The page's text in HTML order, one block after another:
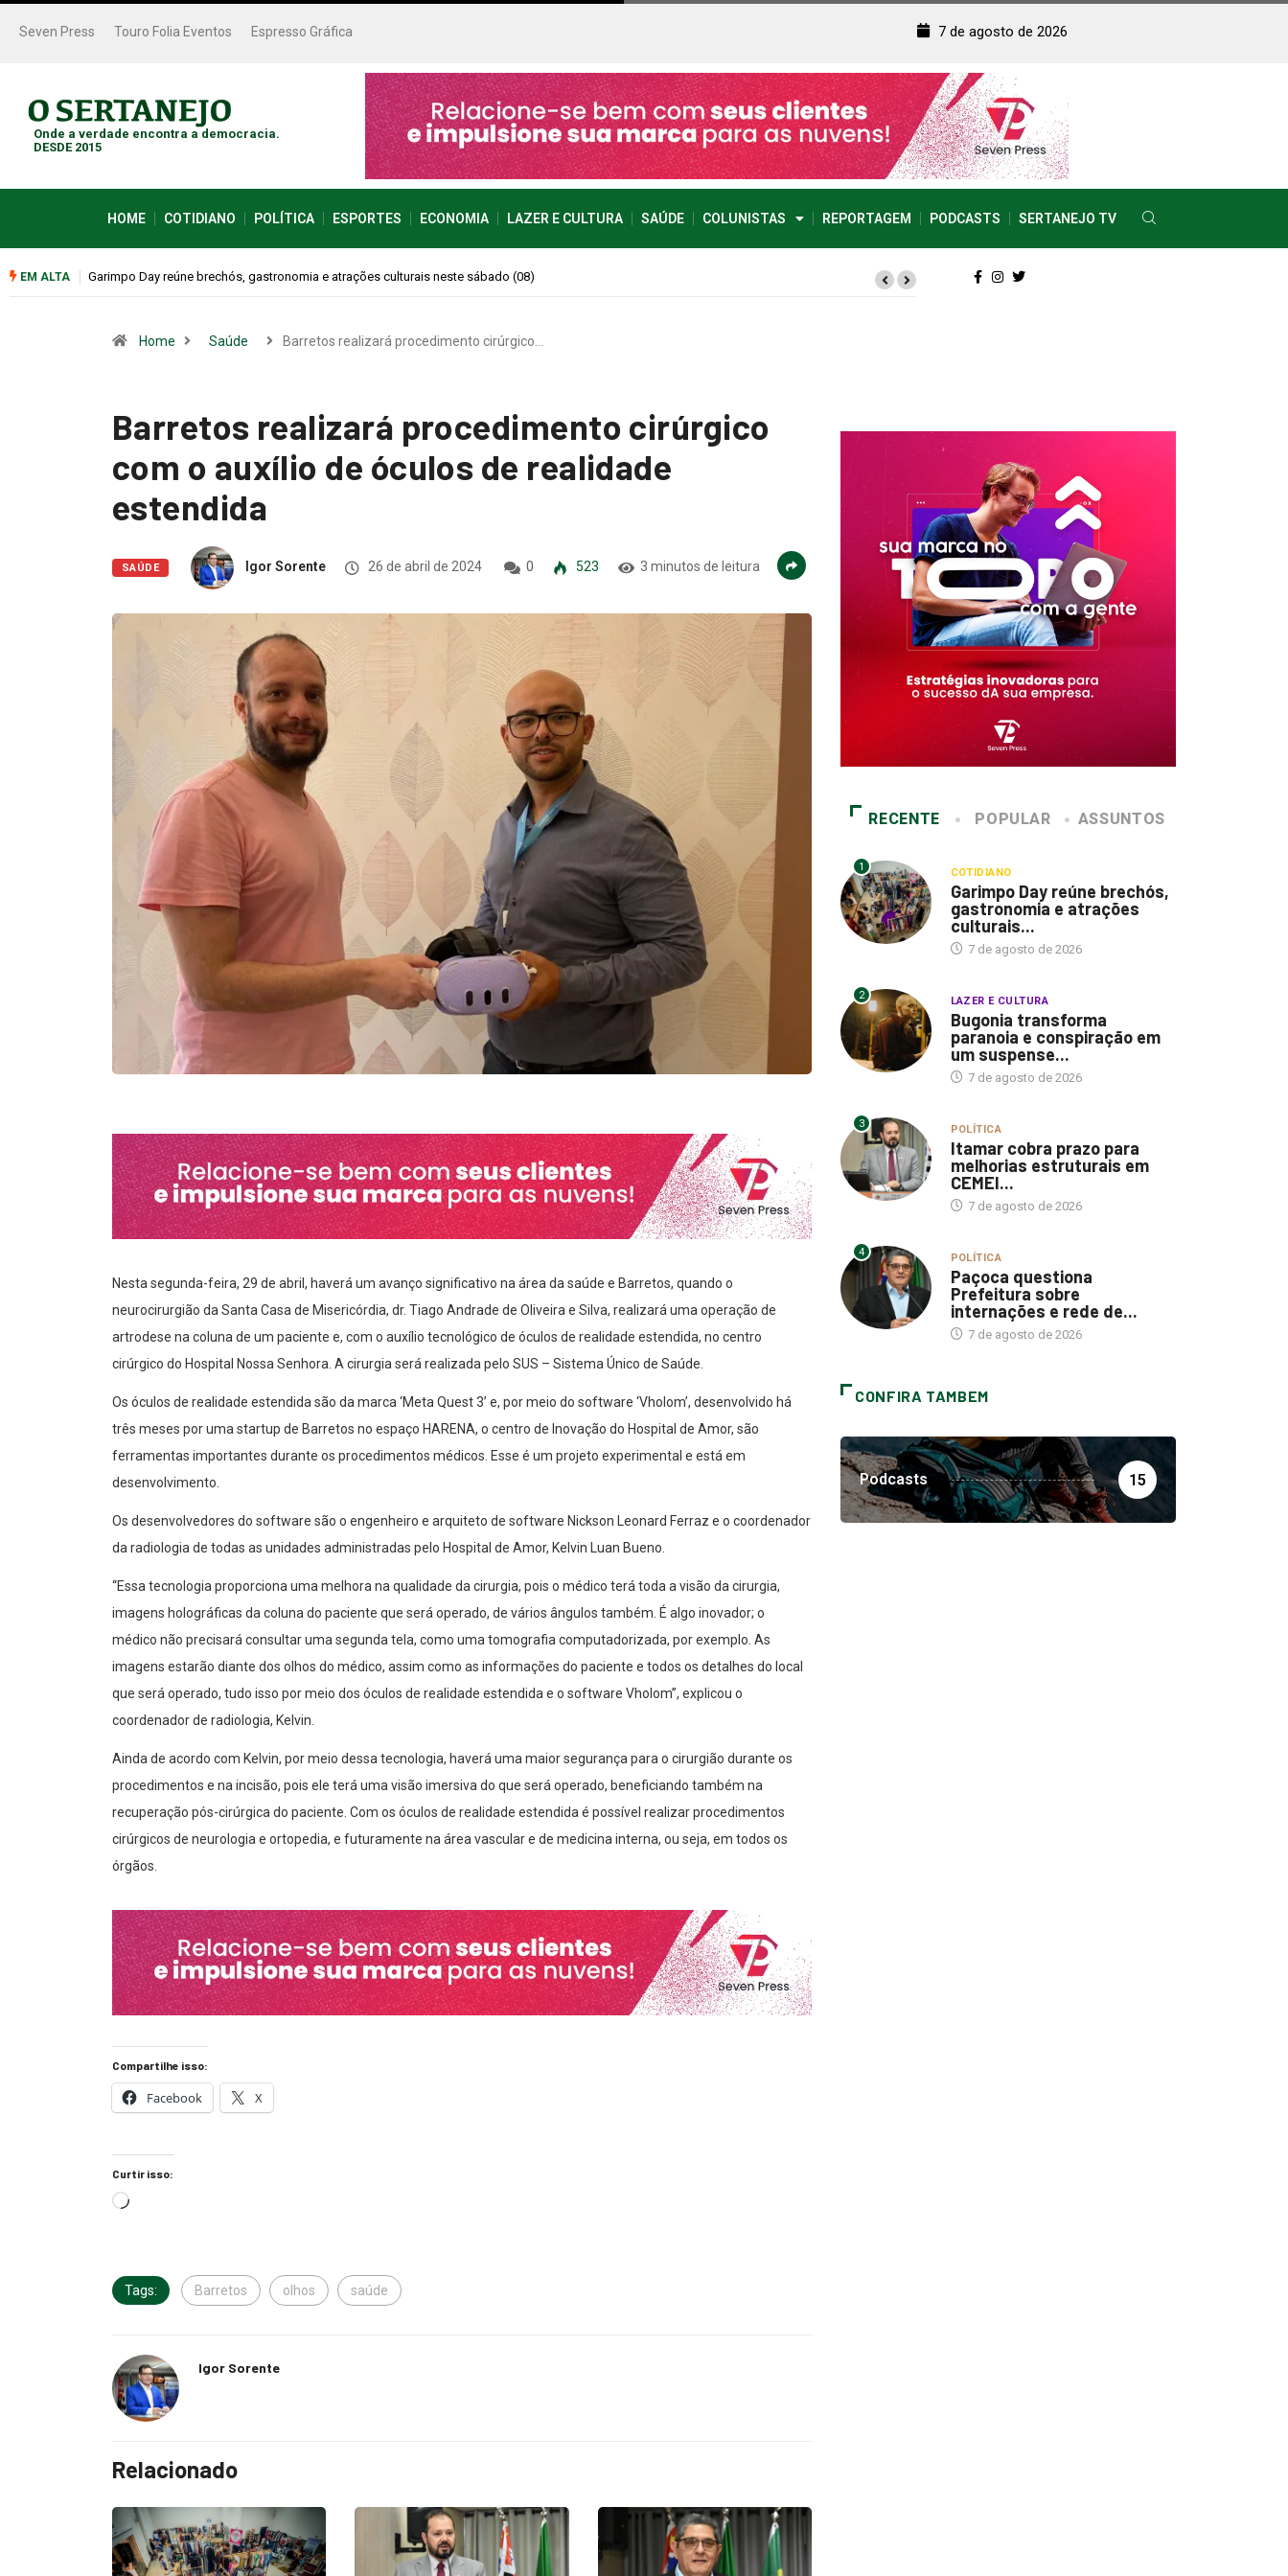
Seven Press Touro Folia Eventos Espresso Gráfica 7 de agosto de 2026
Onde a verdade encontra a democracia.
DESDE 2015
HOME COTIDIANO POLÍTICA ESPORTES ECONOMIA LAZER E CULTURA SAÚDE COLUNISTAS REPORTAGEM PODCASTS SERTANEJO TV
EM ALTA Bugonia transforma paranoia e conspiração em um suspense imprevisível
Home Saúde Barretos realizará procedimento cirúrgico…
Barretos realizará procedimento cirúrgico
com o auxílio de óculos de realidade
estendida
SAÚDE Igor Sorente 26 de abril de 2024 0 523 3 minutos de leitura
Nesta segunda-feira, 29 de abril, haverá um avanço significativo na área da saúde e Barretos, quando o
neurocirurgião da Santa Casa de Misericórdia, dr. Tiago Andrade de Oliveira e Silva, realizará uma operação de
artrodese na coluna de um paciente e, com o auxílio tecnológico de óculos de realidade estendida, no centro
cirúrgico do Hospital Nossa Senhora. A cirurgia será realizada pelo SUS – Sistema Único de Saúde.
Os óculos de realidade estendida são da marca ‘Meta Quest 3’ e, por meio do software ‘Vholom’, desenvolvido há
três meses por uma startup de Barretos no espaço HARENA, o centro de Inovação do Hospital de Amor, são
ferramentas importantes durante os procedimentos médicos. Esse é um projeto experimental e está em
desenvolvimento.
Os desenvolvedores do software são o engenheiro e arquiteto de software Nickson Leonard Ferraz e o coordenador
da radiologia de todas as unidades administradas pelo Hospital de Amor, Kelvin Luan Bueno.
“Essa tecnologia proporciona uma melhora na qualidade da cirurgia, pois o médico terá toda a visão da cirurgia,
imagens holográficas da coluna do paciente que será operado, de vários ângulos também. É algo inovador; o
médico não precisará consultar uma segunda tela, como uma tomografia computadorizada, por exemplo. As
imagens estarão diante dos olhos do médico, assim como as informações do paciente e todos os detalhes do local
que será operado, tudo isso por meio dos óculos de realidade estendida e o software Vholom”, explicou o
coordenador de radiologia, Kelvin.
Ainda de acordo com Kelvin, por meio dessa tecnologia, haverá uma maior segurança para o cirurgião durante os
procedimentos e na incisão, pois ele terá uma visão imersiva do que será operado, beneficiando também na
recuperação pós-cirúrgica do paciente. Com os óculos de realidade estendida é possível realizar procedimentos
cirúrgicos de neurologia e ortopedia, e futuramente na área vascular e de medicina interna, ou seja, em todos os
órgãos.
Compartilhe isso:
Facebook X
Curtir isso:
Tags: Barretos olhos saúde
Igor Sorente
Relacionado
RECENTE POPULAR ASSUNTOS
1 COTIDIANO
Garimpo Day reúne brechós,
gastronomia e atrações
culturais...
7 de agosto de 2026
2 LAZER E CULTURA
Bugonia transforma
paranoia e conspiração em
um suspense...
7 de agosto de 2026
3 POLÍTICA
Itamar cobra prazo para
melhorias estruturais em
CEMEI...
7 de agosto de 2026
4 POLÍTICA
Paçoca questiona
Prefeitura sobre
internações e rede de...
7 de agosto de 2026
CONFIRA TAMBEM
Podcasts 15